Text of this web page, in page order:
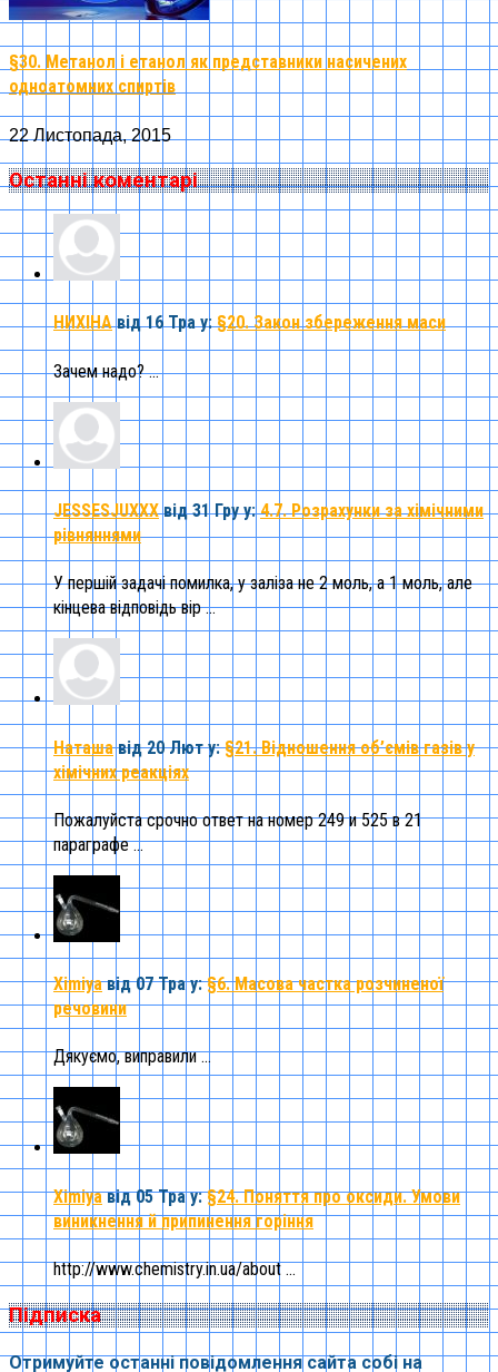
§30. Метанол і етанол як представники насичених
одноатомних спиртів
22 Листопада, 2015
Останні коментарі
НИХІНА від 16 Трау:§20. Закон збереження маси
Зачем надо? ...
JESSESJUXXX від 31 Груу:4.7. Розрахунки за хімічними
рівняннями
У першій задачі помилка, у заліза не 2 моль, а 1 моль, але
кінцева відповідь вір ...
Наташа від 20 Люту:§21. Відношення об’ємів газів у
хімічних реакціях
Пожалуйста срочно ответ на номер 249 и 525 в 21
параграфе ...
Ximiya від 07 Трау:§6. Масова частка розчиненої
речовини
Дякуємо, виправили ...
Ximiya від 05 Трау:§24. Поняття про оксиди. Умови
виникнення й припинення горіння
http://www.chemistry.in.ua/about ...
Підписка
Отримуйте останні повідомлення сайта собі на